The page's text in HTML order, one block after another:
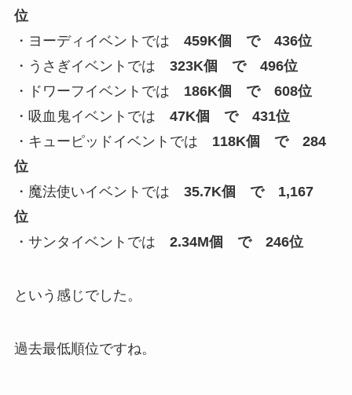
位
・ヨーディイベントでは 459K個 で 436位
・うさぎイベントでは 323K個 で 496位
・ドワーフイベントでは 186K個 で 608位
・吸血鬼イベントでは 47K個 で 431位
・キューピッドイベントでは 118K個 で 284
位
・魔法使いイベントでは 35.7K個 で 1,167
位
・サンタイベントでは 2.34M個 で 246位
という感じでした。
過去最低順位ですね。